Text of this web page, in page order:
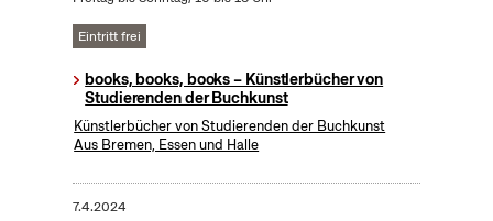
Eintritt frei
books, books, books – Künstlerbücher von
Studierenden der Buchkunst
Künstlerbücher von Studierenden der Buchkunst
Aus Bremen, Essen und Halle
7.4.2024